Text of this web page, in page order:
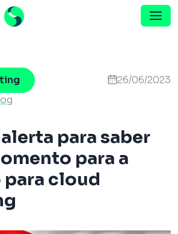
26/06/2023
para saber
para a
cloud